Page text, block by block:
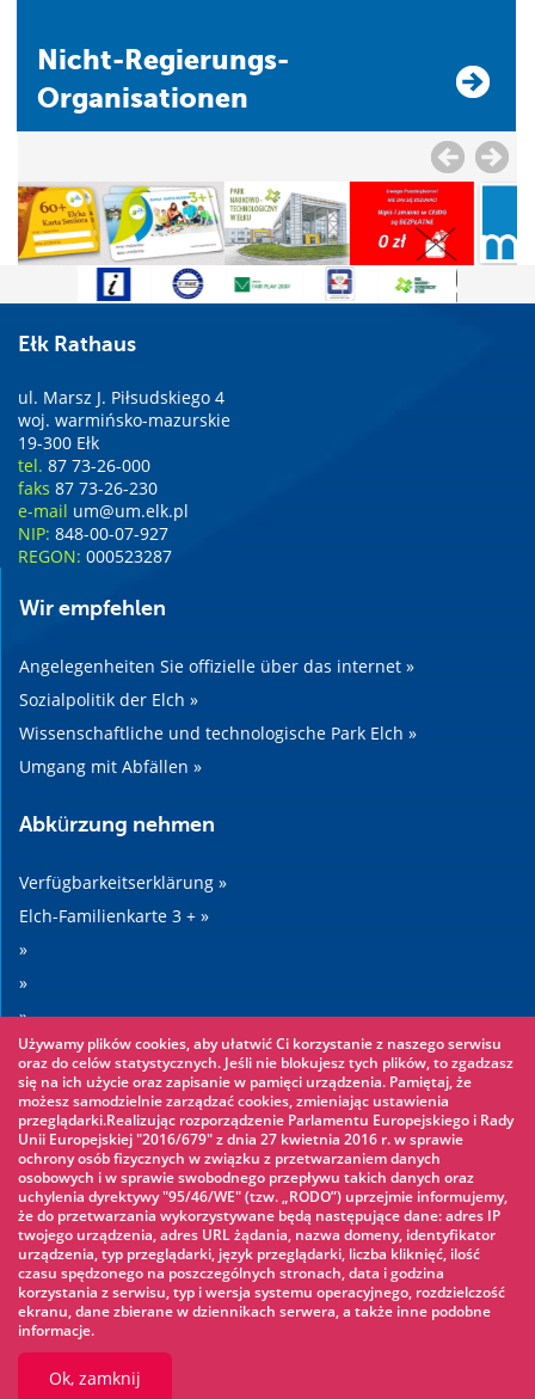
Nicht-Regierungs-
Organisationen
Ełk Rathaus
ul. Marsz J. Piłsudskiego 4
woj. warmińsko-mazurskie
19-300 Ełk
tel. 87 73-26-000
faks 87 73-26-230
e-mail um@um.elk.pl
NIP: 848-00-07-927
REGON: 000523287
Wir empfehlen
Angelegenheiten Sie offizielle über das internet »
Sozialpolitik der Elch »
Wissenschaftliche und technologische Park Elch »
Umgang mit Abfällen »
Abkürzung nehmen
Verfügbarkeitserklärung »
Elch-Familienkarte 3 + »
»
»
»
»
Sehenswertes
Seilpark »
Wasserpark »
Eisbahn »
KINOECK »
Museum »
Używamy plików cookies, aby ułatwić Ci korzystanie z naszego serwisu
oraz do celów statystycznych. Jeśli nie blokujesz tych plików, to zgadzasz
się na ich użycie oraz zapisanie w pamięci urządzenia. Pamiętaj, że
możesz samodzielnie zarządzać cookies, zmieniając ustawienia
przeglądarki.Realizując rozporządzenie Parlamentu Europejskiego i Rady
Unii Europejskiej "2016/679" z dnia 27 kwietnia 2016 r. w sprawie
ochrony osób fizycznych w związku z przetwarzaniem danych
osobowych i w sprawie swobodnego przepływu takich danych oraz
uchylenia dyrektywy "95/46/WE" (tzw. „RODO”) uprzejmie informujemy,
że do przetwarzania wykorzystywane będą następujące dane: adres IP
twojego urządzenia, adres URL żądania, nazwa domeny, identyfikator
urządzenia, typ przeglądarki, język przeglądarki, liczba kliknięć, ilość
czasu spędzonego na poszczególnych stronach, data i godzina
korzystania z serwisu, typ i wersja systemu operacyjnego, rozdzielczość
ekranu, dane zbierane w dziennikach serwera, a także inne podobne
informacje.
Ok, zamknij